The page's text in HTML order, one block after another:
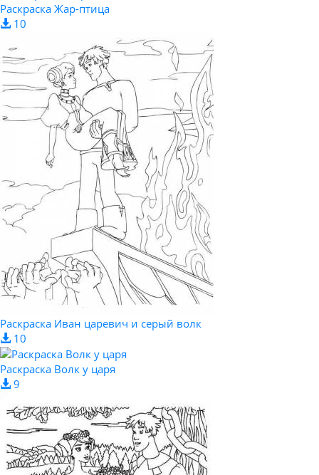
Раскраска Жар-птица
10
Раскраска Иван царевич и серый волк
10
Раскраска Волк у царя
9